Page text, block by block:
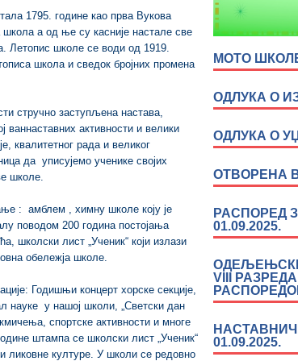
1795. године као прва Вукова
а од ње су касније настале све
Летопис школе се води од 1919.
школа и сведок бројних промена
стручно заступљена настава,
активности и велики
квалитетног рада и великог
да уписујемо ученике својих
школе.
: амблем , химну школе коју је
поводом 200 година постојања
школски лист „Ученик“ који излази
обележја школе.
Годишњи концерт хорске секције,
науке у нашој школи, „Светски дан
спортске активности и многе
штампа се школски лист „Ученик“
и ликовне културе. У школи се редовно
МОТО
ОДЛУКА О
ОДЛУКА О
ОТВОРЕНА
РАСПОРЕД
01.09.2025.
VIII РАЗРЕДА
01.09.2025.